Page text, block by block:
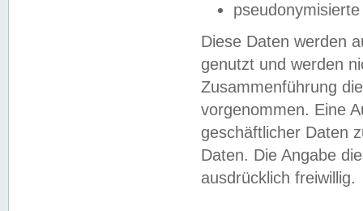
Diese Daten werden
genutzt und werden
Zusammenführung
vorgenommen. Eine
geschäftlicher Daten
Daten. Die Angabe
ausdrücklich freiwillig.